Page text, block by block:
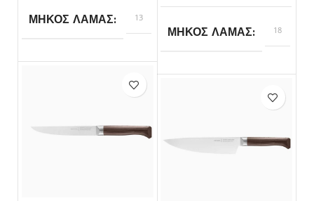
ΜΗΚΟΣ ΛΑΜΑΣ 13
ΜΗΚΟΣ ΛΑΜΑΣ 18